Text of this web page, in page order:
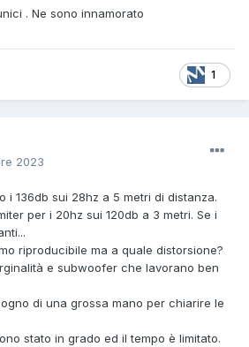
. Ne sono innamorato
1
2023
i 136db sui 28hz a 5 metri di distanza.
per i 20hz sui 120db a 3 metri. Se i
riproducibile ma a quale distorsione?
e subwoofer che lavorano ben
di una grossa mano per chiarire le
stato in grado ed il tempo è limitato.